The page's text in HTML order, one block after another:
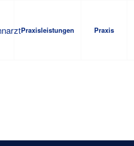
Praxisleistungen Praxis